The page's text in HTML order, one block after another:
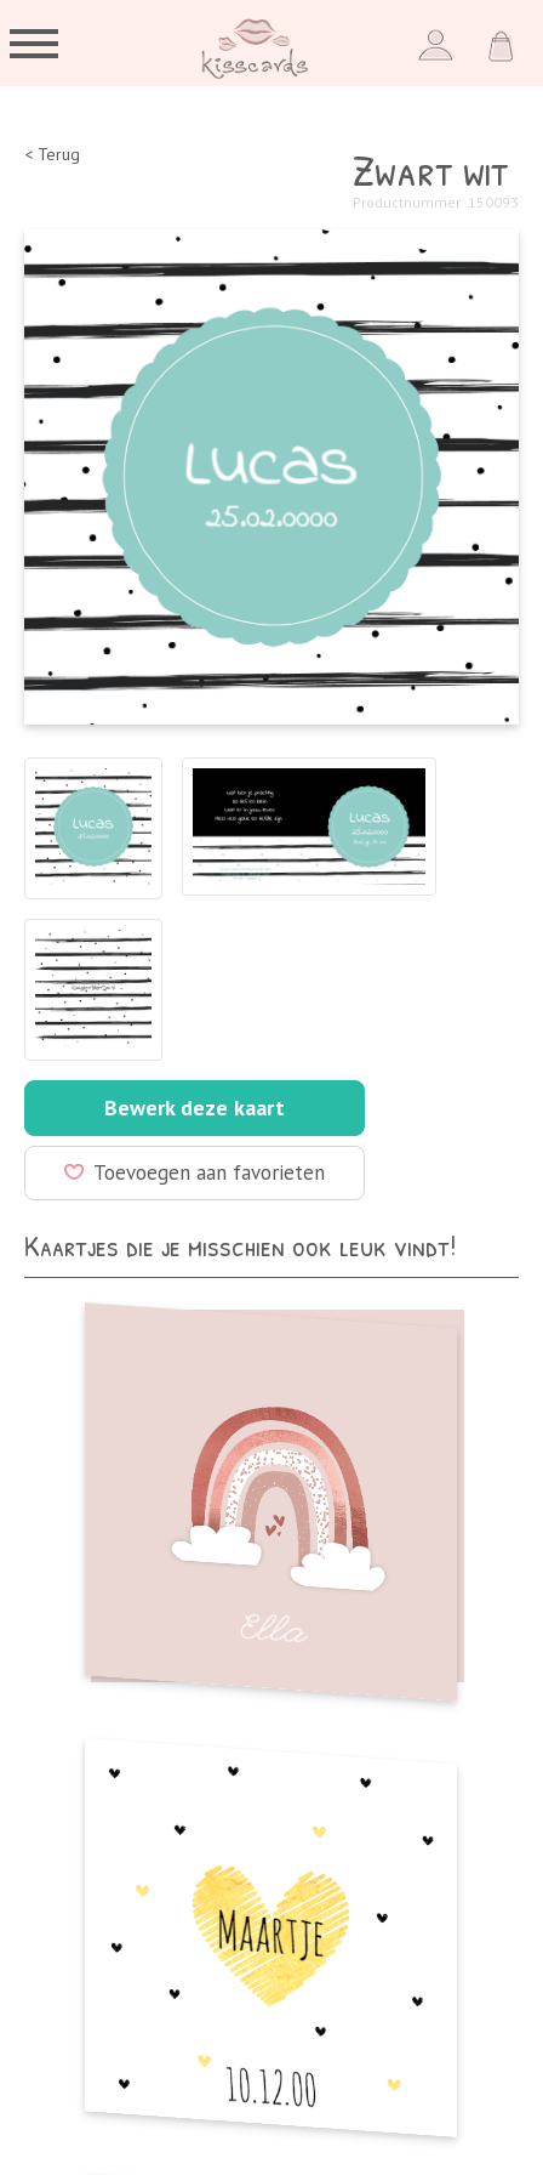
< Terug Zwart wit
Productnummer: 150093
Bewerk deze kaart
Toevoegen aan favorieten
Kaartjes die je misschien ook leuk vindt!